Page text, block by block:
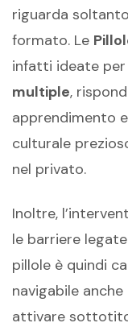
riguarda
formato. Le
infatti ideate
multiple,
apprendimento
culturale
nel privato.
Inoltre,
le barriere
pillole è quindi
navigabile
attivare